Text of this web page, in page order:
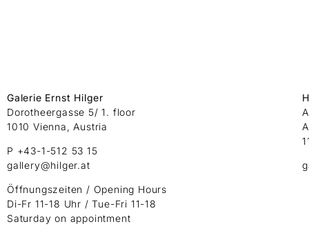
Galerie Ernst Hilger
Dorotheergasse 5/ 1. floor
1010 Vienna, Austria
P +43-1-512 53 15
gallery@hilger.at
Öffnungszeiten / Opening Hours
Di-Fr 11-18 Uhr / Tue-Fri 11-18
Saturday on appointment